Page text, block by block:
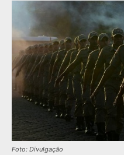
Foto: Divulgação